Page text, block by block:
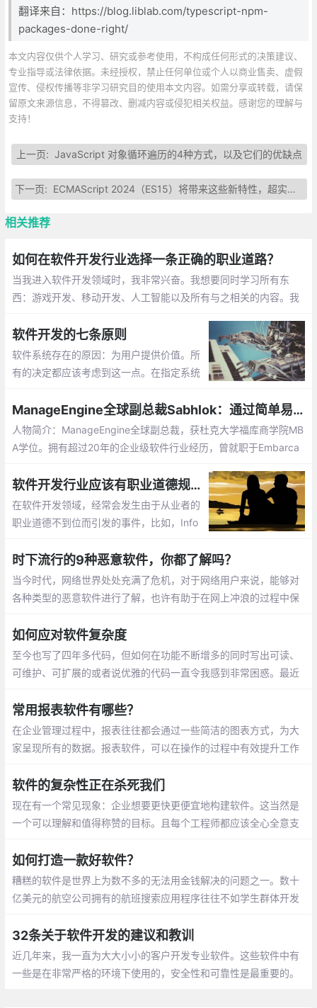
翻译来自：https://blog.liblab.com/typescript-npm-
packages-done-right/
本文内容仅供个人学习、研究或参考使用，不构成任何形式的决策建议、
专业指导或法律依据。未经授权，禁止任何单位或个人以商业售卖、虚假
宣传、侵权传播等非学习研究目的使用本文内容。如需分享或转载，请保
留原文来源信息，不得篡改、删减内容或侵犯相关权益。感谢您的理解与
支持！
上一页: JavaScript 对象循环遍历的4种方式，以及它们的优缺点
下一页: ECMAScript 2024（ES15）将带来这些新特性，超实用！
相关推荐
如何在软件开发行业选择一条正确的职业道路？
当我进入软件开发领域时，我非常兴奋。我想要同时学习所有东
西：游戏开发、移动开发、人工智能以及所有与之相关的内容。我
30 种语言，只是为了弄清楚我应该学哪一种
软件开发的七条原则
软件系统存在的原因：为用户提供价值。所
有的决定都应该考虑到这一点。在指定系统
确定硬件平台或开发过程之前，问问自己以
下问题：这是否能为系统真正增加价值？
ManageEngine全球副总裁Sabhlok：通过简单易用的工具软件来优化IT 运维管理
人物简介：ManageEngine全球副总裁，获杜克大学福库商学院MB
A学位。拥有超过20年的企业级软件行业经历，曾就职于Embarca
十多年前，除了那些最大的公司外
软件开发行业应该有职业道德规范来约束吗？
在软件开发领域，经常会发生由于从业者的
职业道德不到位而引发的事件，比如，Info
套现千万美元、华夏银行一位技术处长利用
职务便利在华夏银行总行核心系统内植入计
算机病毒程序
时下流行的9种恶意软件，你都了解吗？
当今时代，网络世界处处充满了危机，对于网络用户来说，能够对
各种类型的恶意软件进行了解，也许有助于在网上冲浪的过程中保
如何应对软件复杂度
至今也写了四年多代码，但如何在功能不断增多的同时写出可读、
可维护、可扩展的或者说优雅的代码一直令我感到非常困惑。最近
DD） 相关软件架构的书，对这个问题有了进一步的思考。
常用报表软件有哪些？
在企业管理过程中，报表往往都会通过一些简洁的图表方式，为大
家呈现所有的数据。报表软件，可以在操作的过程中有效提升工作
表软件工具。
软件的复杂性正在杀死我们
现在有一个常见现象：企业想要更快更便宜地构建软件。这当然是
一个可以理解和值得称赞的目标。且每个工程师都应该全心全意支
如何打造一款好软件？
糟糕的软件是世界上为数不多的无法用金钱解决的问题之一。数十
亿美元的航空公司拥有的航班搜索应用程序往往不如学生群体开发
牌出租车公司还在使用糟糕
32条关于软件开发的建议和教训
近几年来，我一直为大大小小的客户开发专业软件。这些软件中有
一些是在非常严格的环境下使用的，安全性和可靠性是最重要的。